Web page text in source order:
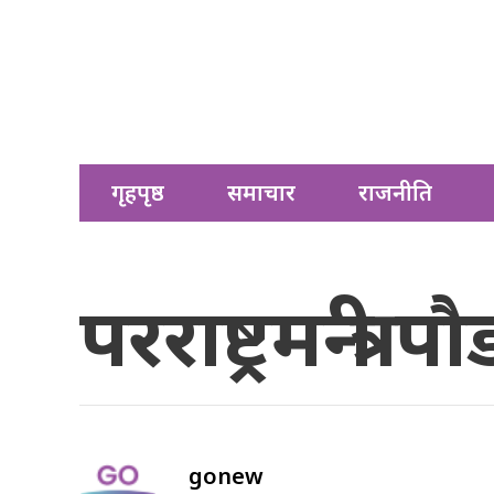
गृहपृष्ठ समाचार राजनीति
gonew